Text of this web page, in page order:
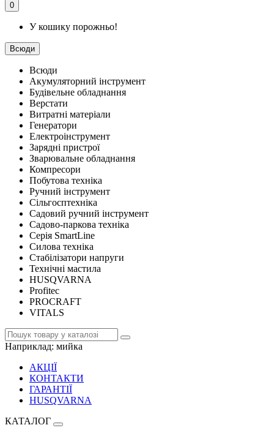
0
У кошику порожньо!
Всюди
Всюди
Акумуляторний інструмент
Будівельне обладнання
Верстати
Витратні матеріали
Генератори
Електроінструмент
Зарядні пристрої
Зварювальне обладнання
Компресори
Побутова техніка
Ручний інструмент
Сільгосптехніка
Садовий ручний інструмент
Садово-паркова техніка
Серія SmartLine
Силова техніка
Стабілізатори напруги
Технічні мастила
HUSQVARNA
Profitec
PROCRAFT
VITALS
Наприклад: мийка
АКЦІЇ
КОНТАКТИ
ГАРАНТІЇ
HUSQVARNA
КАТАЛОГ